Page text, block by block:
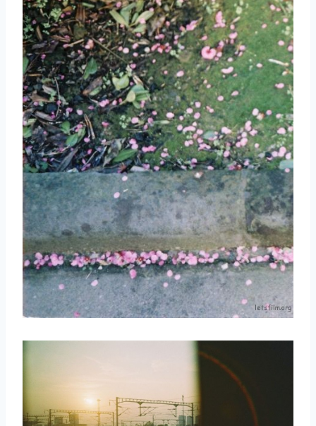
取消 搜索